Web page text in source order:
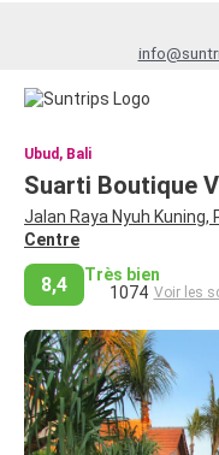
Ubud, Bali
Suarti Boutique
Jalan Raya Nyuh Kuning,
Centre
8,4
Très bien
1074 Voir les